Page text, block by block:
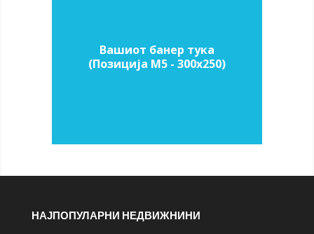
Вашиот банер тука
(Позиција M5 - 300х250)
НАЈПОПУЛАРНИ НЕДВИЖНИНИ